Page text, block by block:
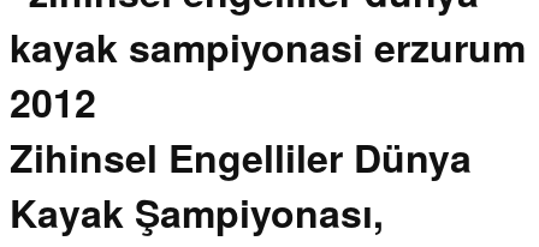
Zihinsel Engelliler Dünya
Kayak Şampiyonası,